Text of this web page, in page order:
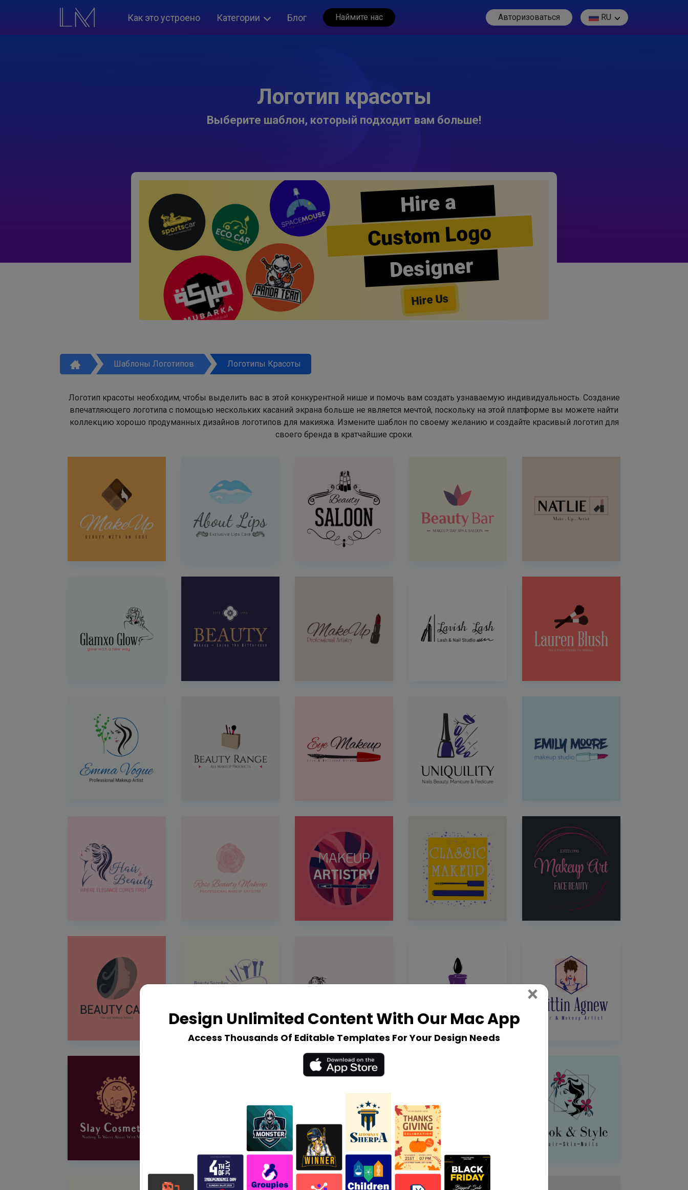
Как это устроено Категории Блог Наймите нас Авторизоваться RU
Логотип красоты
Выберите шаблон, который подходит вам больше!
Hire a
Custom Logo
Designer
Hire Us
Шаблоны Логотипов Логотипы Красоты
Логотип красоты необходим, чтобы выделить вас в этой конкурентной нише и помочь вам создать узнаваемую индивидуальность. Создание
впечатляющего логотипа с помощью нескольких касаний экрана больше не является мечтой, поскольку на этой платформе вы можете найти
коллекцию хорошо продуманных дизайнов логотипов для макияжа. Измените шаблон по своему желанию и создайте красивый логотип для
своего бренда в кратчайшие сроки.
Design Unlimited Content With Our Mac App
Access Thousands Of Editable Templates For Your Design Needs
× Close